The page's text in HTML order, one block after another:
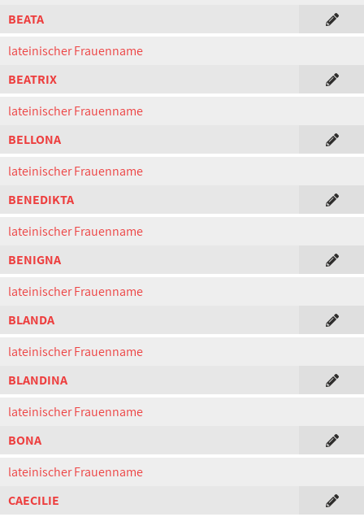
BEATA
lateinischer Frauenname
BEATRIX
lateinischer Frauenname
BELLONA
lateinischer Frauenname
BENEDIKTA
lateinischer Frauenname
BENIGNA
lateinischer Frauenname
BLANDA
lateinischer Frauenname
BLANDINA
lateinischer Frauenname
BONA
lateinischer Frauenname
CAECILIE